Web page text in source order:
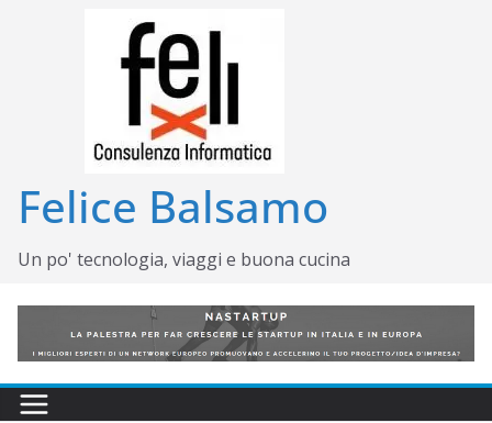
Felice Balsamo
Un po' tecnologia, viaggi e buona cucina